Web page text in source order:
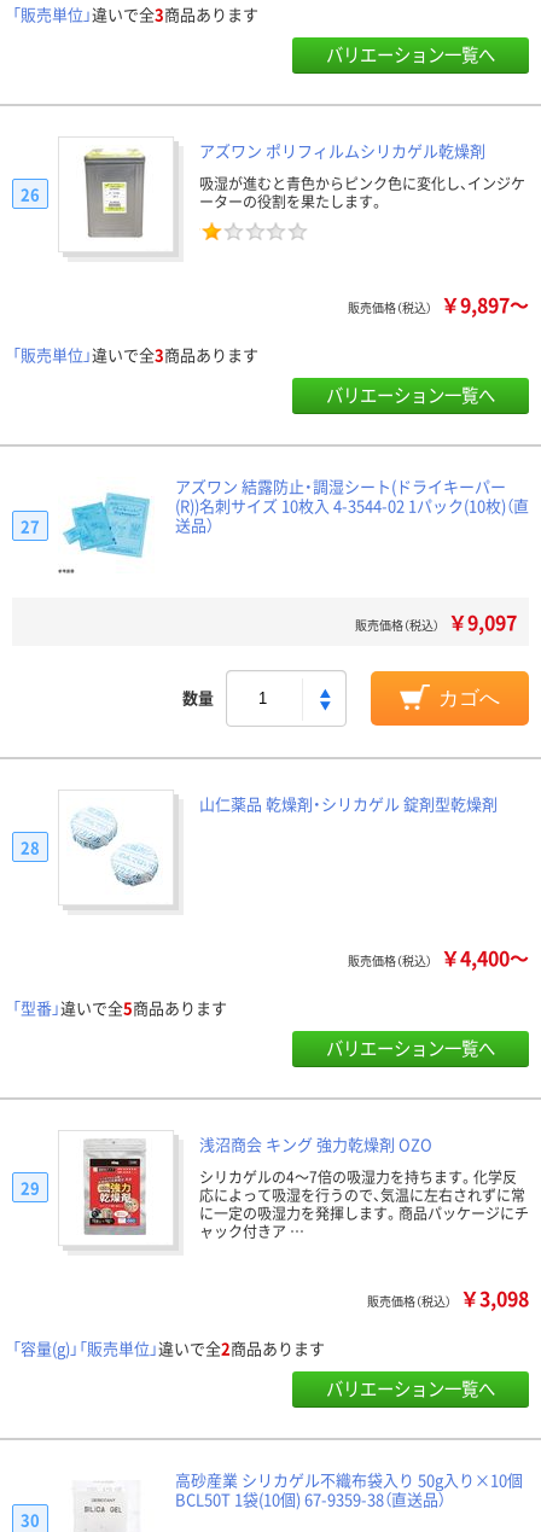
「販売単位」違いで全3商品あります
バリエーション一覧へ
アズワン ポリフィルムシリカゲル乾燥剤
吸湿が進むと青色からピンク色に変化し、インジケ
ーターの役割を果たします。
26
販売価格（税込） ￥9,897～
「販売単位」違いで全3商品あります
バリエーション一覧へ
アズワン 結露防止・調湿シート(ドライキーパー
(R))名刺サイズ 10枚入 4-3544-02 1パック(10枚)（直
送品）
27
販売価格（税込） ￥9,097
数量 カゴへ
山仁薬品 乾燥剤・シリカゲル 錠剤型乾燥剤
28
販売価格（税込） ￥4,400～
「型番」違いで全5商品あります
バリエーション一覧へ
浅沼商会 キング 強力乾燥剤 OZO
シリカゲルの4～7倍の吸湿力を持ちます。化学反
応によって吸湿を行うので、気温に左右されずに常
に一定の吸湿力を発揮します。商品パッケージにチ
ャック付きア …
29
販売価格（税込） ￥3,098
「容量(g)」「販売単位」違いで全2商品あります
バリエーション一覧へ
高砂産業 シリカゲル不織布袋入り 50g入り×10個
BCL50T 1袋(10個) 67-9359-38（直送品）
30